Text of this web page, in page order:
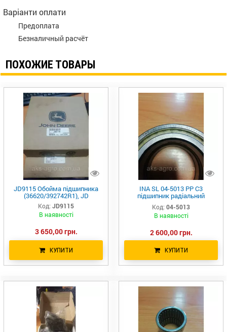
Варіанти оплати
Предоплата
Безналичный расчёт
ПОХОЖИЕ ТОВАРЫ
JD9115 Обойма підшипника
(36620/392742R1), JD
Код: JD9115
В наявності
3 650,00 грн.
КУПИТИ
INA SL 04-5013 PP C3
підшипник радіальний
роликовий з короткими
циліндричними роликами
Код: 04-5013
В наявності
2 600,00 грн.
КУПИТИ